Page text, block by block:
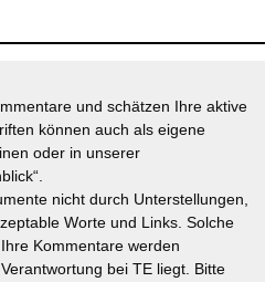
und schätzen Ihre aktive
können auch als eigene
oder in unserer
nicht durch Unterstellungen,
Worte und Links. Solche
Kommentare werden
bei TE liegt. Bitte